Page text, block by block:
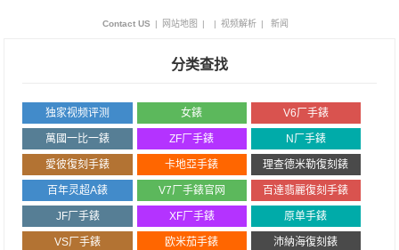
Contact US | 网站地图 | | 视频解析 | 新闻
分类查找
独家视频评测 女錶 V6厂手錶
萬國一比一錶 ZF厂手錶 N厂手錶
愛彼復刻手錶 卡地亞手錶 理查德米勒復刻錶
百年灵超A錶 V7厂手錶官网 百達翡麗復刻手錶
JF厂手錶 XF厂手錶 原单手錶
VS厂手錶 欧米茄手錶 沛納海復刻錶